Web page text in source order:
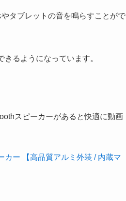
タブレットの音を鳴らすことがで
るようになっています。
スピーカーがあると快適に動画
ー 【高品質アルミ外装 / 内蔵マ